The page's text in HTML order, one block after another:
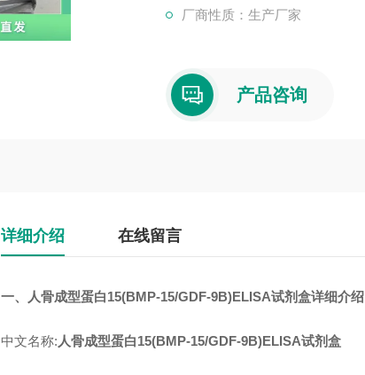
厂商性质：生产厂家
产品咨询
详细介绍 在线留言
一、 人骨成型蛋白15(BMP-15/GDF-9B)ELISA试剂盒详细介绍
中文名称: 人骨成型蛋白15(BMP-15/GDF-9B)ELISA试剂盒